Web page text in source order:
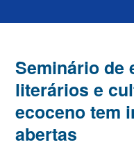
Seminário de
literários e
ecoceno tem
abertas